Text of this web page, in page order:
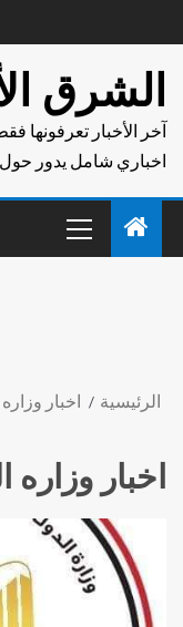
الشرق
آخر الأخبار تعرفونها
اخباري شامل يدور حول
الرئيسية اخبار
اخبار وزاره